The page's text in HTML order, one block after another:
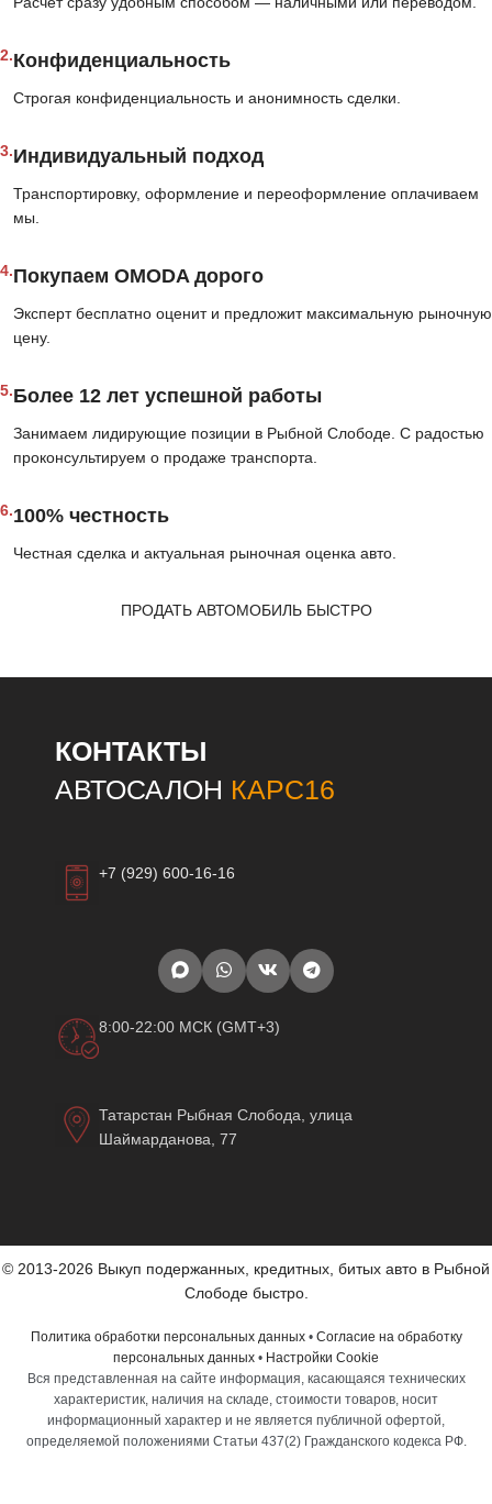
2.Конфиденциальность
Строгая конфиденциальность и анонимность сделки.
3.Индивидуальный подход
Транспортировку, оформление и переоформление оплачиваем
мы.
4.Покупаем OMODA дорого
Эксперт бесплатно оценит и предложит максимальную рыночную
цену.
5.Более 12 лет успешной работы
Занимаем лидирующие позиции в Рыбной Слободе. С радостью
проконсультируем о продаже транспорта.
6.100% честность
Честная сделка и актуальная рыночная оценка авто.
ПРОДАТЬ АВТОМОБИЛЬ БЫСТРО
КОНТАКТЫ
АВТОСАЛОН КАРС16
+7 (929) 600-16-16
8:00-22:00 МСК (GMT+3)
Татарстан Рыбная Слобода, улица
Шаймарданова, 77
© 2013-2026 Выкуп подержанных, кредитных, битых авто в Рыбной
Слободе быстро.
Политика обработки персональных данных• Согласие на обработку
персональных данных • Настройки Cookie
Вся представленная на сайте информация, касающаяся технических
характеристик, наличия на складе, стоимости товаров, носит
информационный характер и не является публичной офертой,
определяемой положениями Статьи 437(2) Гражданского кодекса РФ.